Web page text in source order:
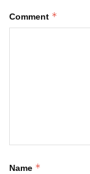
Comment *
Name *